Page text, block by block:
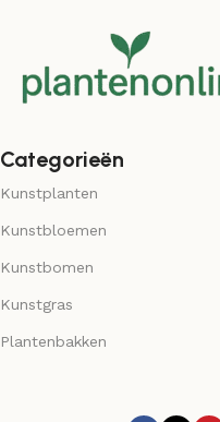
Categorieën
Kunstplanten
Kunstbloemen
Kunstbomen
Kunstgras
Plantenbakken